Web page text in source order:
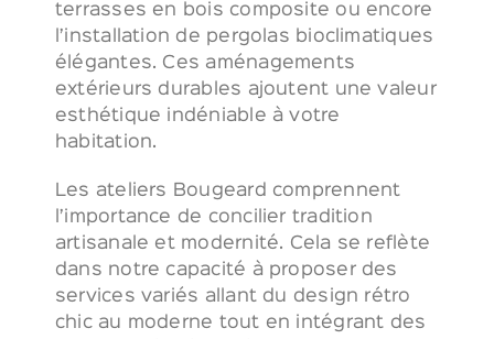
terrasses en bois composite ou encore
l’installation de pergolas bioclimatiques
élégantes. Ces aménagements
extérieurs durables ajoutent une valeur
esthétique indéniable à votre
habitation.
Les ateliers Bougeard comprennent
l’importance de concilier tradition
artisanale et modernité. Cela se reflète
dans notre capacité à proposer des
services variés allant du design rétro
chic au moderne tout en intégrant des